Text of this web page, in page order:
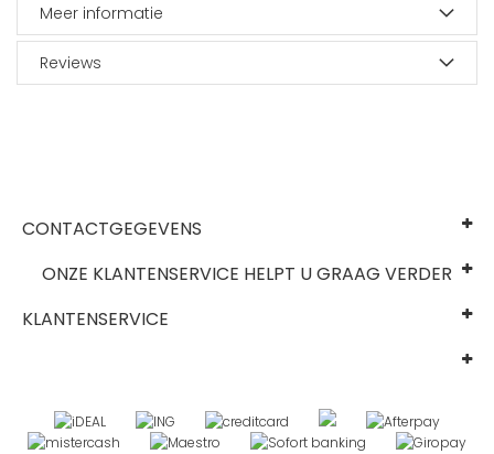
Meer informatie
Reviews
CONTACTGEGEVENS
ONZE KLANTENSERVICE HELPT U GRAAG VERDER
KLANTENSERVICE